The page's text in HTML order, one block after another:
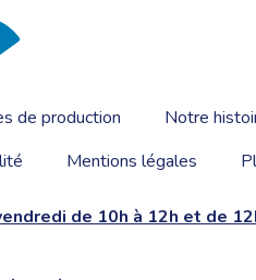
de production
Notre
Mentions légales
de 10h à 12h et de